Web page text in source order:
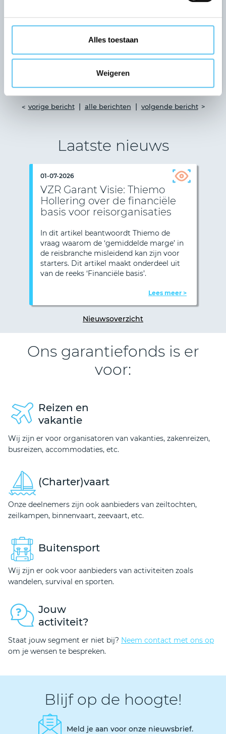
Alles toestaan
Weigeren
garantiefonds én bijdragen aan de VZR Garant-
community?
Dan is deze rol iets voor jou. Stuur een e-mail
bestuur@vzr-garant.nl.Je kunt hier ook
terecht met vragen.
vorige bericht | alle berichten | volgende bericht
Laatste nieuws
01-07-2026
VZR Garant Visie: Thiemo
Hollering over de financiële
basis voor reisorganisaties
In dit artikel beantwoordt Thiemo de
vraag waarom de ‘gemiddelde marge’ in
de reisbranche misleidend kan zijn voor
starters. Dit artikel maakt onderdeel uit
van de reeks ‘Financiële basis’.
Lees meer >
Nieuwsoverzicht
Ons garantiefonds is er
voor:
Reizen en
vakantie
Wij zijn er voor organisatoren van vakanties, zakenreizen,
busreizen, accommodaties, etc.
(Charter)vaart
Onze deelnemers zijn ook aanbieders van zeiltochten,
zeilkampen, binnenvaart, zeevaart, etc.
Buitensport
Wij zijn er ook voor aanbieders van activiteiten zoals
wandelen, survival en sporten.
Jouw
activiteit?
Staat jouw segment er niet bij? Neem contact met ons op
om je wensen te bespreken.
Blijf op de hoogte!
Meld je aan voor onze nieuwsbrief.